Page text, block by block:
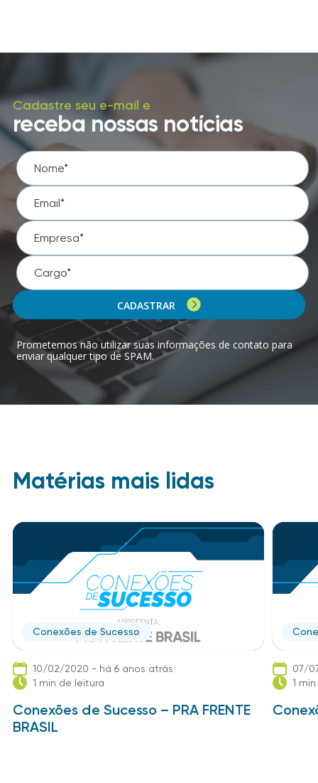
Cadastre seu e-mail e
receba nossas notícias
CADASTRAR
Prometemos não utilizar suas informações de contato para
enviar qualquer tipo de SPAM.
Matérias mais lidas
Conexões de Sucesso
10/02/2020 - há 6 anos atrás
1 min de leitura
Conexões de Sucesso – PRA FRENTE
BRASIL
07/
1